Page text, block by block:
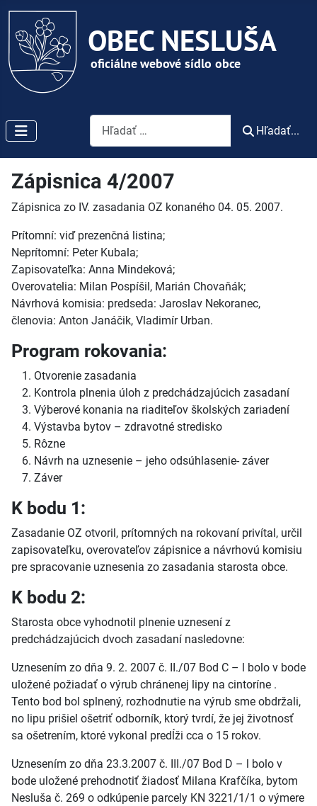
Vyhľadávanie
Hľadať...
Zápisnica 4/2007
Zápisnica zo IV. zasadania OZ konaného 04. 05. 2007.
Prítomní: viď prezenčná listina;
Neprítomní: Peter Kubala;
Zapisovateľka: Anna Mindeková;
Overovatelia: Milan Pospíšil, Marián Chovaňák;
Návrhová komisia: predseda: Jaroslav Nekoranec,
členovia: Anton Janáčik, Vladimír Urban.
Program rokovania:
Otvorenie zasadania
Kontrola plnenia úloh z predchádzajúcich zasadaní
Výberové konania na riaditeľov školských zariadení
Výstavba bytov – zdravotné stredisko
Rôzne
Návrh na uznesenie – jeho odsúhlasenie- záver
Záver
K bodu 1:
Zasadanie OZ otvoril, prítomných na rokovaní privítal, určil
zapisovateľku, overovateľov zápisnice a návrhovú komisiu
pre spracovanie uznesenia zo zasadania starosta obce.
K bodu 2:
Starosta obce vyhodnotil plnenie uznesení z
predchádzajúcich dvoch zasadaní nasledovne:
Uznesením zo dňa 9. 2. 2007 č. II./07 Bod C – l bolo v bode
uložené požiadať o výrub chránenej lipy na cintoríne .
Tento bod bol splnený, rozhodnutie na výrub sme obdržali,
no lipu prišiel ošetriť odborník, ktorý tvrdí, že jej životnosť
sa ošetrením, ktoré vykonal predĺži cca o 15 rokov.
Uznesením zo dňa 23.3.2007 č. III./07 Bod D – l bolo v
bode uložené prehodnotiť žiadosť Milana Krafčíka, bytom
Nesluša č. 269 o odkúpenie parcely KN 3221/1/1 o výmere